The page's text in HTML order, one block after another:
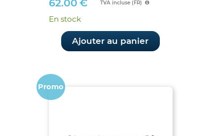
62.00 € TVA incluse (FR)
En stock
Ajouter au panier
Promo